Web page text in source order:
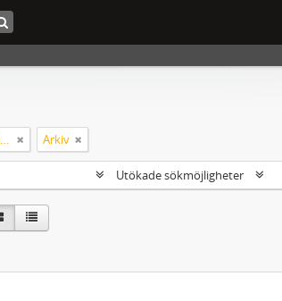
Svenska humanistiska förbundets arkiv: handlingar 2003-2012 Arkiv
Utökade sökmöjligheter